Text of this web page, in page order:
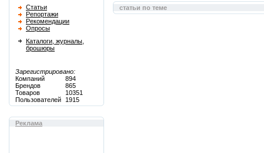
Статьи
Репортажи
Рекомендации
Опросы
Каталоги, журналы,
брошюры
Зарегистрировано:
Компаний
894
Брендов
865
Товаров
10351
Пользователей
1915
Реклама
статьи по теме